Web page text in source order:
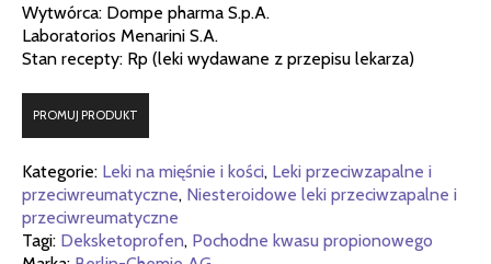
Wytwórca: Dompe pharma S.p.A.
Laboratorios Menarini S.A.
Stan recepty: Rp (leki wydawane z przepisu lekarza)
PROMUJ PRODUKT
Kategorie: Leki na mięśnie i kości, Leki przeciwzapalne i
przeciwreumatyczne, Niesteroidowe leki przeciwzapalne i
przeciwreumatyczne
Tagi: Deksketoprofen, Pochodne kwasu propionowego